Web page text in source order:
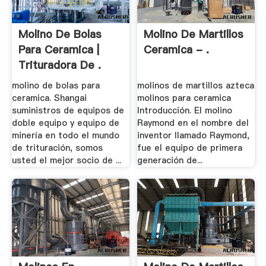
Molino De Bolas
Para Ceramica |
Trituradora De .
molino de bolas para
ceramica. Shangai
suministros de equipos de
doble equipo y equipo de
minería en todo el mundo
de trituración, somos
usted el mejor socio de ...
Molino De Martillos
Ceramica - .
molinos de martillos azteca
molinos para ceramica
Introducción. El molino
Raymond en el nombre del
inventor llamado Raymond,
fue el equipo de primera
generación de...